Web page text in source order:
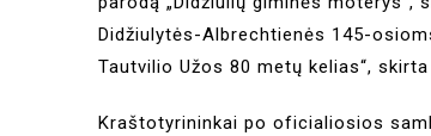
Didžiulytės-Albrechtienės 145-
Tautvilio Užos 80 metų kelias“,
Kraštotyrininkai po oficialiosios